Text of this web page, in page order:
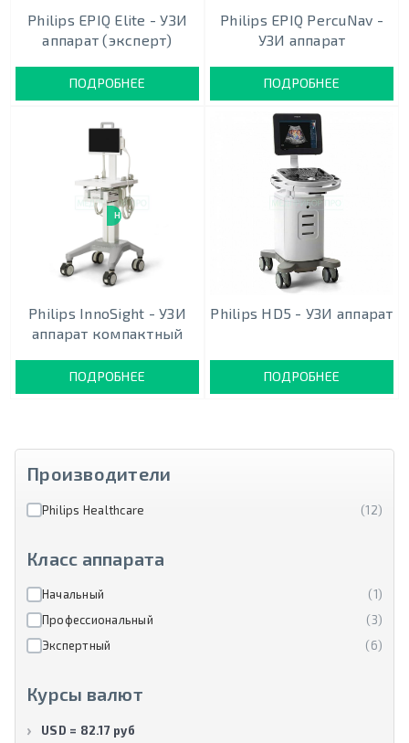
Philips EPIQ Elite - УЗИ
аппарат (эксперт)
ПОДРОБНЕЕ
Philips EPIQ PercuNav -
УЗИ аппарат
ПОДРОБНЕЕ
НОВИНКА
Philips InnoSight - УЗИ
аппарат компактный
ПОДРОБНЕЕ
Philips HD5 - УЗИ аппарат
ПОДРОБНЕЕ
Производители
Philips Healthcare (12)
Класс аппарата
Начальный
(1)
Профессиональный
(3)
Экспертный
(6)
Курсы валют
USD = 82.17 руб